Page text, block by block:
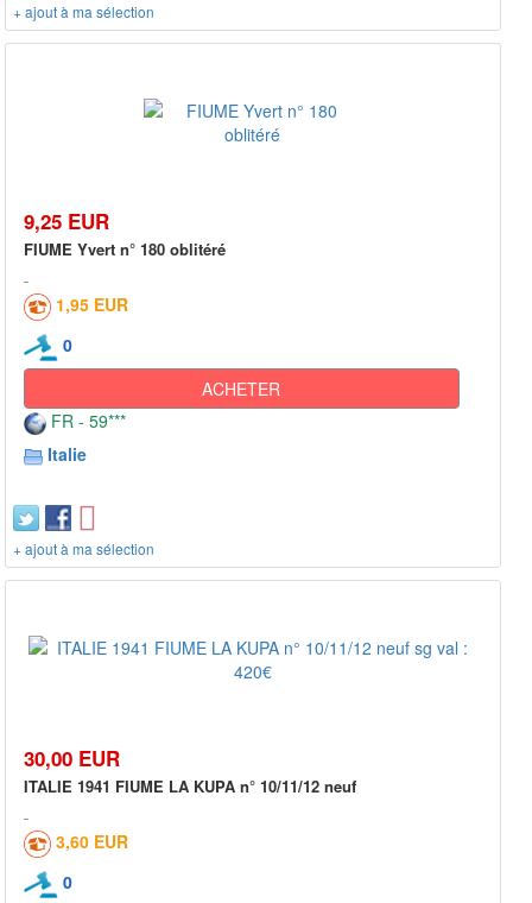
+ ajout à ma sélection
9,25 EUR
FIUME Yvert n° 180 oblitéré
1,95 EUR
0
ACHETER
FR - 59***
Italie
+ ajout à ma sélection
30,00 EUR
ITALIE 1941 FIUME LA KUPA n° 10/11/12 neuf
3,60 EUR
0